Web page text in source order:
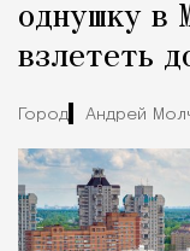
однушку в
взлететь
Город Андрей